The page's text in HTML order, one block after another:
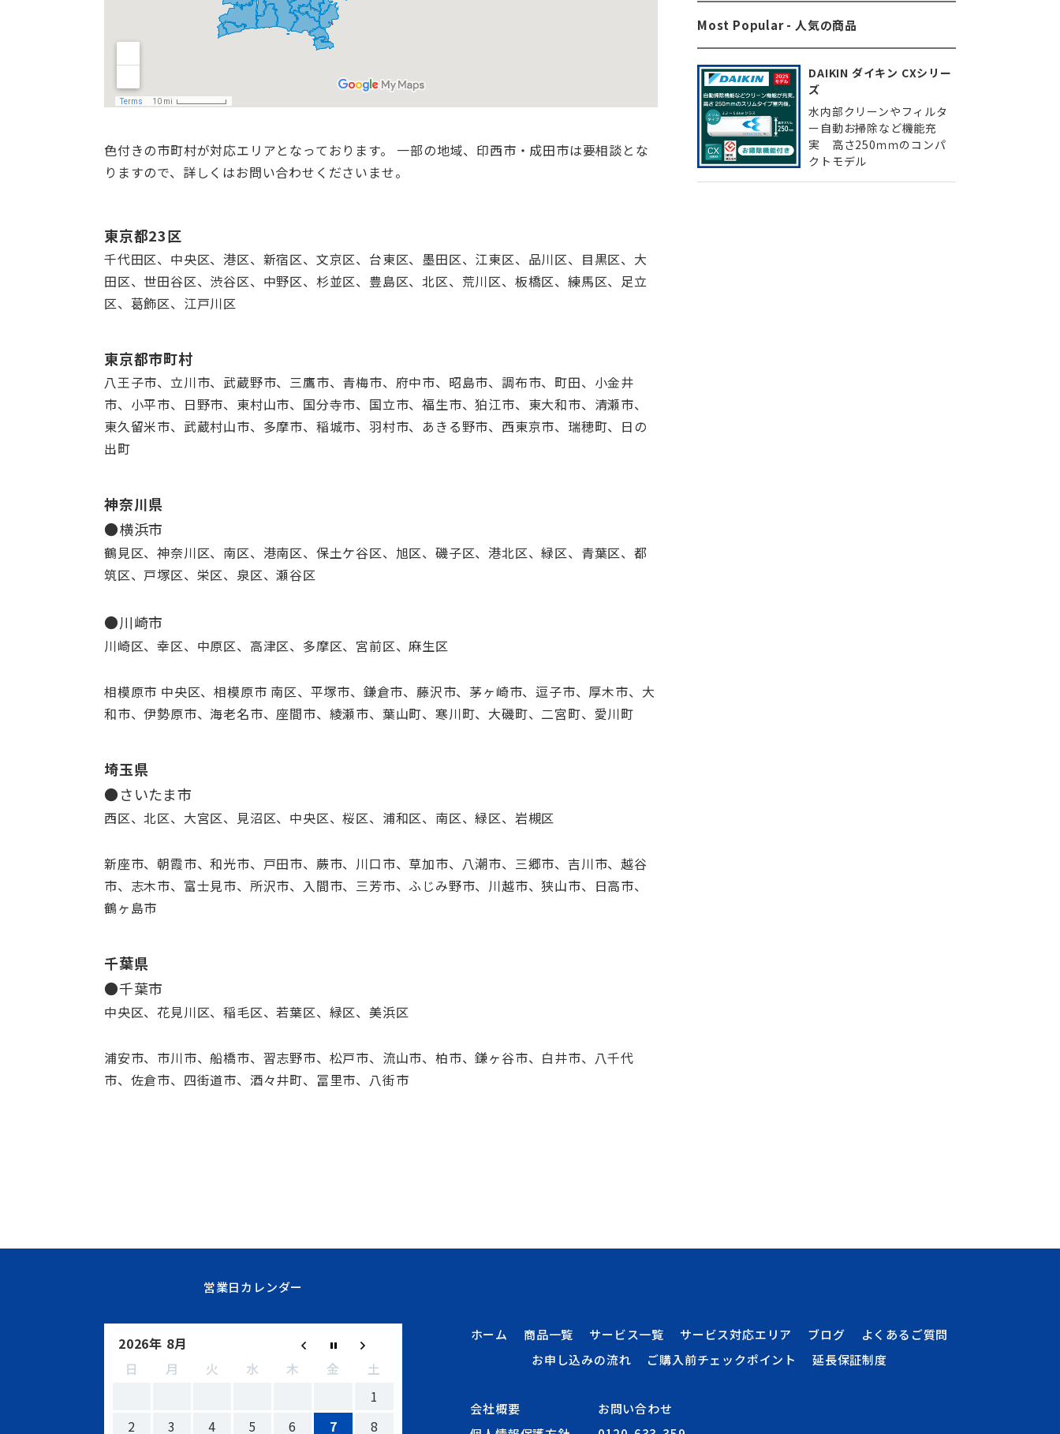
色付きの市町村が対応エリアとなっております。 一部の地域、印西市・成田市は要相談とな
りますので、詳しくはお問い合わせくださいませ。
東京都23区
千代田区、中央区、港区、新宿区、文京区、台東区、墨田区、江東区、品川区、目黒区、大
田区、世田谷区、渋谷区、中野区、杉並区、豊島区、北区、荒川区、板橋区、練馬区、足立
区、葛飾区、江戸川区
東京都市町村
八王子市、立川市、武蔵野市、三鷹市、青梅市、府中市、昭島市、調布市、町田、小金井
市、小平市、日野市、東村山市、国分寺市、国立市、福生市、狛江市、東大和市、清瀬市、
東久留米市、武蔵村山市、多摩市、稲城市、羽村市、あきる野市、西東京市、瑞穂町、日の
出町
神奈川県
●横浜市
鶴見区、神奈川区、南区、港南区、保土ケ谷区、旭区、磯子区、港北区、緑区、青葉区、都
筑区、戸塚区、栄区、泉区、瀬谷区
●川崎市
川崎区、幸区、中原区、高津区、多摩区、宮前区、麻生区
相模原市 中央区、相模原市 南区、平塚市、鎌倉市、藤沢市、茅ヶ崎市、逗子市、厚木市、大
和市、伊勢原市、海老名市、座間市、綾瀬市、葉山町、寒川町、大磯町、二宮町、愛川町
埼玉県
●さいたま市
西区、北区、大宮区、見沼区、中央区、桜区、浦和区、南区、緑区、岩槻区
新座市、朝霞市、和光市、戸田市、蕨市、川口市、草加市、八潮市、三郷市、吉川市、越谷
市、志木市、富士見市、所沢市、入間市、三芳市、ふじみ野市、川越市、狭山市、日高市、
鶴ヶ島市
千葉県
●千葉市
中央区、花見川区、稲毛区、若葉区、緑区、美浜区
浦安市、市川市、船橋市、習志野市、松戸市、流山市、柏市、鎌ヶ谷市、白井市、八千代
市、佐倉市、四街道市、酒々井町、冨里市、八街市
Most Popular - 人気の商品
DAIKIN ダイキン CXシリー
ズ
水内部クリーンやフィルタ
ー自動お掃除など機能充
実 高さ250ｍｍのコンパ
クトモデル
営業日カレンダー
2026年 8月
日
月 火 水 木 金
土
1
2
3 4 5 6 7 8
ホーム 商品一覧 サービス一覧 サービス対応エリア ブログ
よくあるご質問
お申し込みの流れ
ご購入前チェックポイント 延長保証制度
会社概要
お問い合わせ